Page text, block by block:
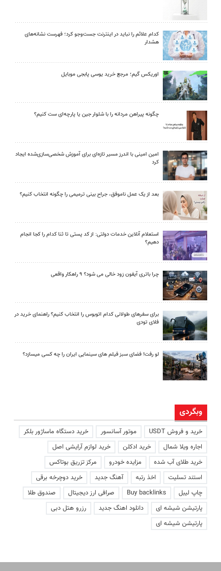
کدام علائم را نباید در اینترنت جست‌وجو کرد؛ فهرست نشانه‌های
هشدار
اوریکس گیم؛ مرجع خرید یوسی پابجی موبایل
چگونه پیراهن مردانه را با شلوار جین یا پارچه‌ای ست کنیم؟
امین امینی با اندرز مسیر تازه‌ای برای آموزش شخصی‌سازی‌شده ایجاد
کرد
بعد از یک عمل ناموفق، جراح بینی ترمیمی را چگونه انتخاب کنیم؟
استعلام آنلاین خدمات دولتی: از کد پستی تا ثنا کدام را کجا انجام
دهیم؟
چرا باتری آیفون زود خالی می شود؟ ۹ راهکار واقعی
برای سفرهای طولانی کدام اتوبوس را انتخاب کنیم؟ راهنمای خرید در
فلای تودی
لو رفت! فضای سبز فیلم های سینمایی ایران را چه کسی میسازد؟
وبگردی
خرید و فروش USDT موتور آسانسور
خرید دستگاه ماساژور بلکر
اجاره ویلا شمال
خرید ادکلن
خرید لوازم آرایشی اصل
خرید طلای آب شده
مزایده خودرو
مرکز تزریق بوتاکس
استند تسلیت
اخذ رتبه آهنگ جدید
خرید دوچرخه برقی
چاپ لیبل
Buy backlinks صرافی ارز دیجیتال
صندوق طلا
پارتیشن شیشه ای
دانلود اهنگ جدید
رزرو هتل دبی
پارتیشن شیشه ای